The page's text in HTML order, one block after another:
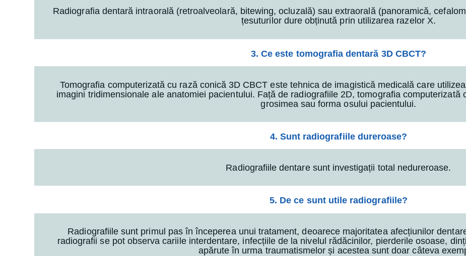
Radiografia dentară intraorală (retroalveolară, bitewing, ocluzală) sau extraorală (panoramică,
țesuturilor dure obținută prin utilizarea razelor X.
3. Ce este tomografia dentară 3D CBCT?
Tomografia computerizată cu rază conică 3D CBCT este tehnica de imagistică medicală care
imagini tridimensionale ale anatomiei pacientului. Față de radiografiile 2D, tomografia computerizată
grosimea sau forma osului pacientului.
4. Sunt radiografiile dureroase?
Radiografiile dentare sunt investigații total nedureroase.
5. De ce sunt utile radiografiile?
Radiografiile sunt primul pas în începerea unui tratament, deoarece majoritatea afecțiunilor
radiografii se pot observa cariile interdentare, infecțiile de la nivelul rădăcinilor, pierderile osoase,
apărute în urma traumatismelor și acestea sunt doar câteva